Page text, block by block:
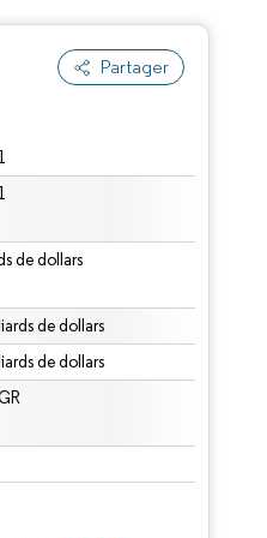
Partager
de dollars
de dollars
de dollars
une attribution sous CC BY 4.0.